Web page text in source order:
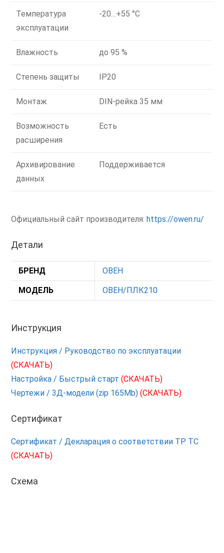
Температура
эксплуатации
-20…+55 °C
Влажность до 95 %
Степень защиты IP20
Монтаж DIN-рейка 35 мм
Возможность
расширения
Есть
Архивирование
данных
Поддерживается
Официальный сайт производителя:https://owen.ru/
Детали
БРЕНД ОВЕН
МОДЕЛЬ ОВЕН/ПЛК210
Инструкция
Инструкция / Руководство по эксплуатации
(СКАЧАТЬ)
Настройка / Быстрый старт(СКАЧАТЬ)
Чертежи / 3Д-модели (zip 165Mb)(СКАЧАТЬ)
Сертификат
Сертификат / Декларация о соответствии ТР ТС
(СКАЧАТЬ)
Схема